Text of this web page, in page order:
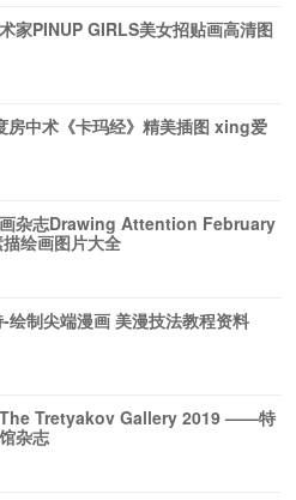
家PINUP GIRLS美女招贴画高清图
房中术《卡玛经》精美插图 xing爱
杂志Drawing Attention February
绘画图片大全
-绘制尖端漫画 美漫技法教程资料
The Tretyakov Gallery 2019 ——特
杂志